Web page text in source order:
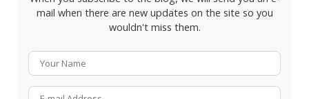
mail when there are new updates on the site so you
wouldn't miss them.
Name